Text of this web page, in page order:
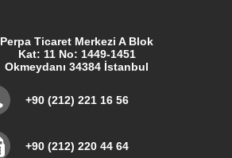
Perpa Ticaret Merkezi A Blok
Kat: 11 No: 1449-1451
Okmeydanı 34384 İstanbul
+90 (212) 221 16 56
+90 (212) 220 44 64